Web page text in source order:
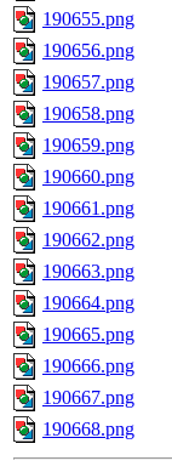
190655.png
190656.png
190657.png
190658.png
190659.png
190660.png
190661.png
190662.png
190663.png
190664.png
190665.png
190666.png
190667.png
190668.png